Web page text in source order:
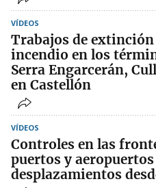
VÍDEOS
Trabajos de extinción
incendio en los
Serra Engarcerán,
en Castellón
VÍDEOS
Controles en las
puertos y
desplazamientos